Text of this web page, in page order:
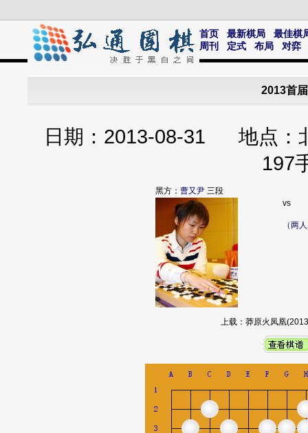
首页 最新棋局
最佳棋
周刊
定式 布局 对弈
2013首
日期：2013-08-31 地点
197
黑方： 曹又尹 三段
vs
（两
上载：莽原火凤凰